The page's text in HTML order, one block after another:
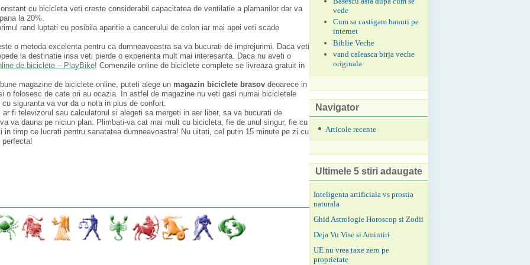
cu bicicleta veti creste considerabil capacitatea de ventilatie a plamanilor dar va
la 20%.
rand luptati cu posibila aparitie a cancerului de colon iar mai apoi veti scade
o metoda excelenta pentru ca dumneavoastra sa va bucurati de imprejurimi. Daca veti
la destinatie insa veti pierde o experienta mult mai interesanta. Daca nu aveti o
de biciclete – PlayBike! Comenzile online de biciclete complete se livreaza gratuit in
magazine de biciclete online, puteti alege un magazin biciclete brasov deoarece in
o folosesc de cate ori au ocazia. In astfel de magazine nu veti gasi numai bicicletele
siguranta va vor da o nota in plus de confort.
fi televizorul sau calculatorul si alegeti sa mergeti in aer liber, sa va bucurati de
va dauna pe niciun plan. Plimbati-va cat mai mult cu bicicleta, fie de unul singur, fie cu
timp ce lucrati pentru sanatatea dumneavoastra! Nu uitati, cel putin 15 minute pe zi cu
vede
Cum sa castigam banuti pe
internet
Biblie Veche
vand caleasca birja veche
originala
Navigator
Articole recente
Ultimele 5 stiri adaugate
Inteligenta artificiala vs prostia
naturala
Ghid Astrologie Horoscop si Zodii
Deja Vu Vise si Amintiri
UE nu vrea taxe zero pe
proprietate